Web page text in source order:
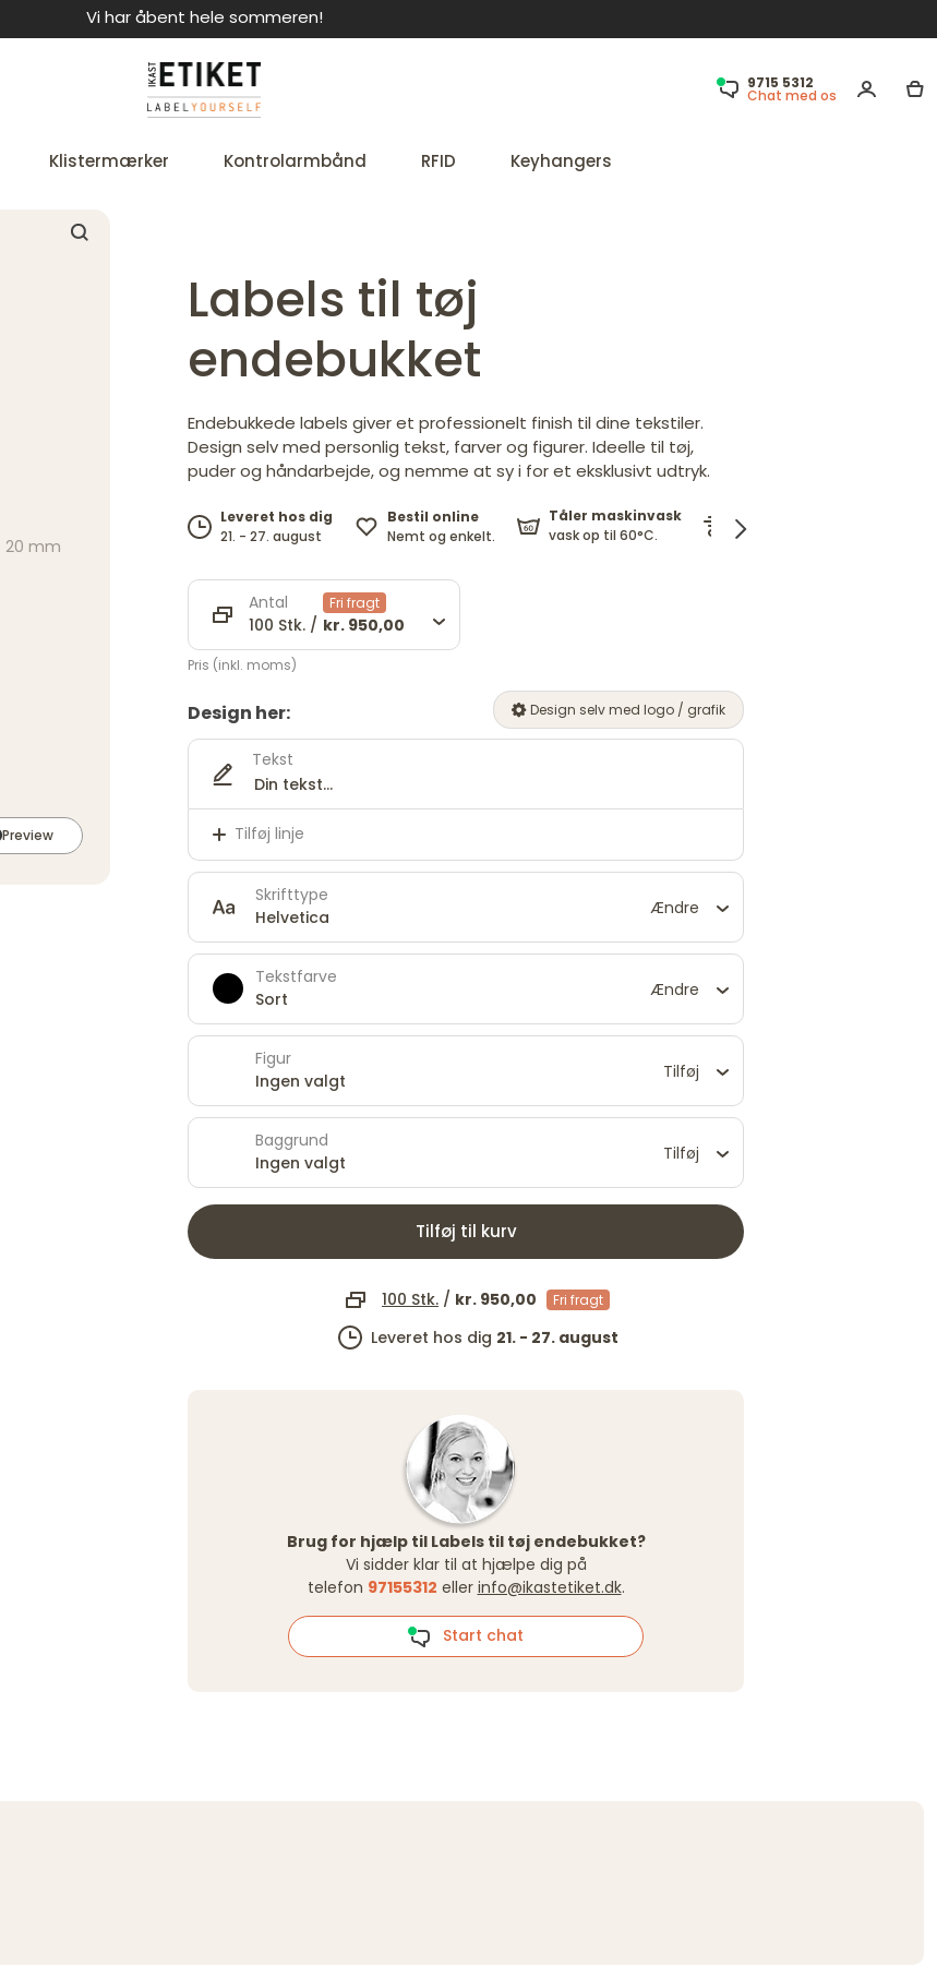
Vi har åbent hele sommeren!
9715 5312
Chat med os
Klistermærker Kontrolarmbånd RFID Keyhangers
20 mm
Preview
Labels til tøj
endebukket
Endebukkede labels giver et professionelt finish til dine tekstiler.
Design selv med personlig tekst, farver og figurer. Ideelle til tøj,
puder og håndarbejde, og nemme at sy i for et eksklusivt udtryk.
Leveret hos dig
21. - 27. august
Bestil online
Nemt og enkelt.
Tåler maskinvask
vask op til 60°C.
ved køb over 179 kr.
Antal
100 Stk. /
Fri fragt
kr. 950,00
Pris (inkl. moms)
Design her: Design selv med logo / grafik
Tekst
Tilføj linje
Skrifttype
Helvetica
Ændre
Tekstfarve
Sort
Ændre
Figur
Ingen valgt
Tilføj
Baggrund
Ingen valgt
Tilføj
Tilføj til kurv
100 Stk. / kr. 950,00 Fri fragt
Leveret hos dig 21. - 27. august
Brug for hjælp til Labels til tøj endebukket?
Vi sidder klar til at hjælpe dig på
telefon 97155312 eller info@ikastetiket.dk.
Start chat